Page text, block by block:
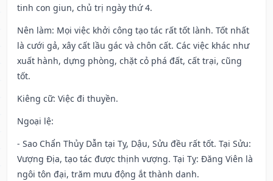
tinh con giun, chủ trị ngày thứ 4.
Nên làm: Mọi việc khởi công tạo tác rất tốt lành. Tốt nhất
là cưới gả, xây cất lầu gác và chôn cất. Các việc khác như
xuất hành, dựng phòng, chặt cỏ phá đất, cất trại, cũng
tốt.
Kiêng cữ: Việc đi thuyền.
Ngoại lệ:
- Sao Chẩn Thủy Dẫn tại Tỵ, Dậu, Sửu đều rất tốt. Tại Sửu:
Vượng Địa, tạo tác được thịnh vượng. Tại Tỵ: Đăng Viên là
ngôi tôn đại, trăm mưu động ắt thành danh.